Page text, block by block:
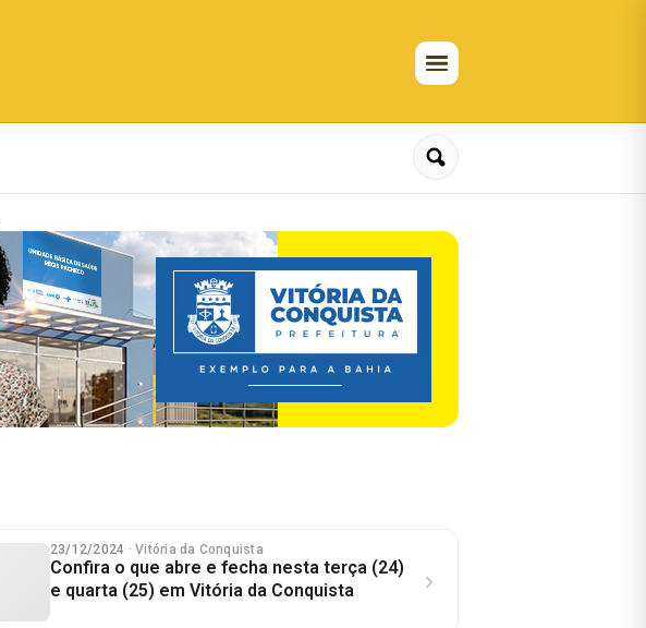
23/12/2024 · Vitória da Conquista
Confira o que abre e fecha nesta terça (24)
e quarta (25) em Vitória da Conquista